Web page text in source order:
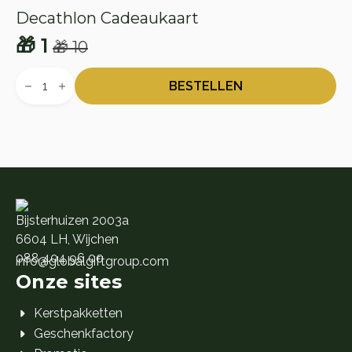
Decathlon Cadeaukaart
🎁10
Oorspronkelijke
prijs
🎁 1
Huidige
prijs
Cadeaukaart
BESTELLEN
Bijsterhuizen 2003a
6604 LH, Wijchen
088 404 96 00
info@globalgiftgroup.com
Onze sites
Kerstpakketten
Geschenkfactory